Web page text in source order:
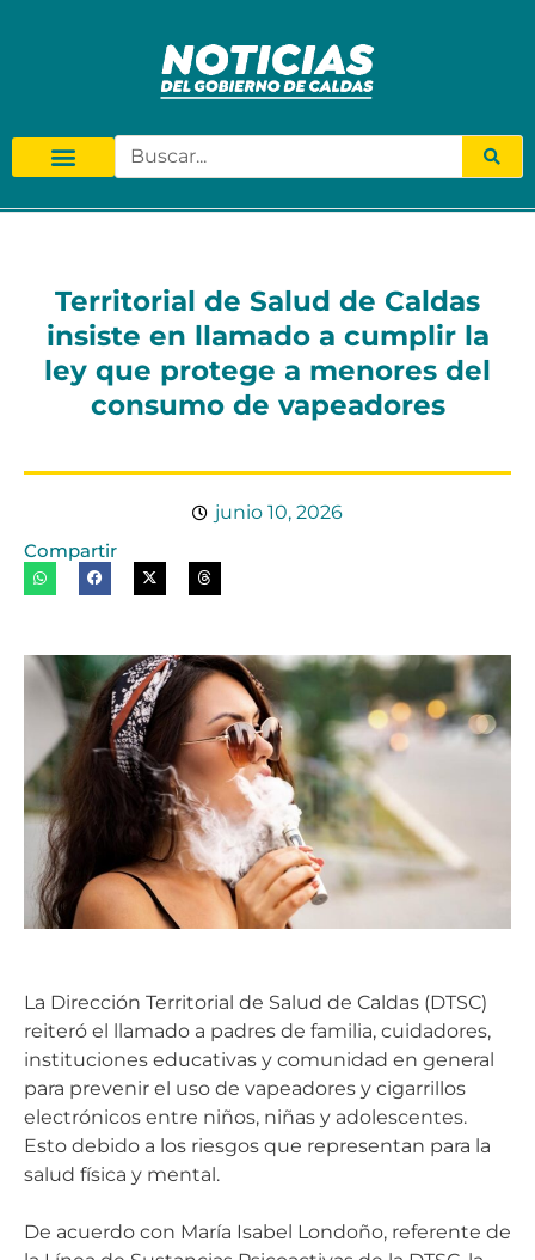
Territorial de Salud de Caldas
insiste en llamado a cumplir la
ley que protege a menores del
consumo de vapeadores
junio 10, 2026
Compartir
La Dirección Territorial de Salud de Caldas (DTSC)
reiteró el llamado a padres de familia, cuidadores,
instituciones educativas y comunidad en general
para prevenir el uso de vapeadores y cigarrillos
electrónicos entre niños, niñas y adolescentes.
Esto debido a los riesgos que representan para la
salud física y mental.
De acuerdo con María Isabel Londoño, referente de